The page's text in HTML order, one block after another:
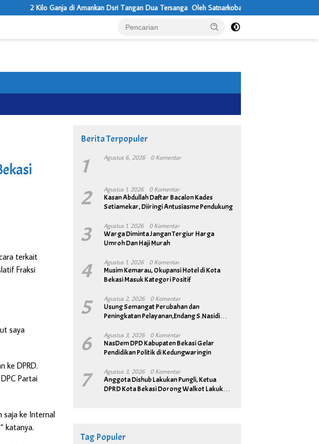
2 Kilo Ganja di Amankan Dsri Tangan Dua Tersanga Oleh Satnarkoba Pokres Metro Bekasi
terkait
Fraksi
saya
ke DPRD.
Partai
saja ke Internal
katanya.
Berita Terpopuler
1 Agustus 6, 2026 0 Komentar
2 Agustus 1, 2026 0 Komentar
Kasan Abdullah Daftar Bacalon Kades
Setiamekar, Diiringi Antusiasme Pendukung
3 Agustus 1, 2026 0 Komentar
Warga Diminta Jangan Tergiur Harga
Umroh Dan Haji Murah
4 Agustus 1, 2026 0 Komentar
Musim Kemarau, Okupansi Hotel di Kota
Bekasi Masuk Kategori Positif
5 Agustus 2, 2026 0 Komentar
Usung Semangat Perubahan dan
Peningkatan Pelayanan,Endang S.Nasidi
6 Agustus 3, 2026 0 Komentar
NasDem DPD Kabupaten Bekasi Gelar
Pendidikan Politik di Kedungwaringin
7 Agustus 3, 2026 0 Komentar
Anggota Dishub Lakukan Pungli, Ketua
DPRD Kota Bekasi Dorong Walkot Lakukan
Tag Populer